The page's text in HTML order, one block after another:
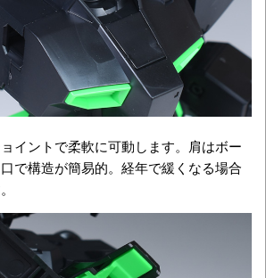
イントで柔軟に可動します。肩はボー
で構造が簡易的。経年で緩くなる場合